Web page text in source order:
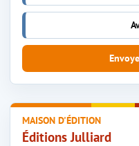
MAISON D'ÉDITION
Éditions Julliard